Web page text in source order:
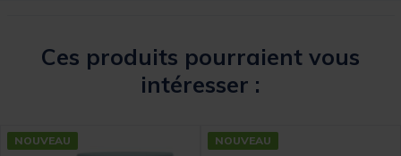
Ces produits pourraient vous
intéresser :
NOUVEAU NOUVEAU